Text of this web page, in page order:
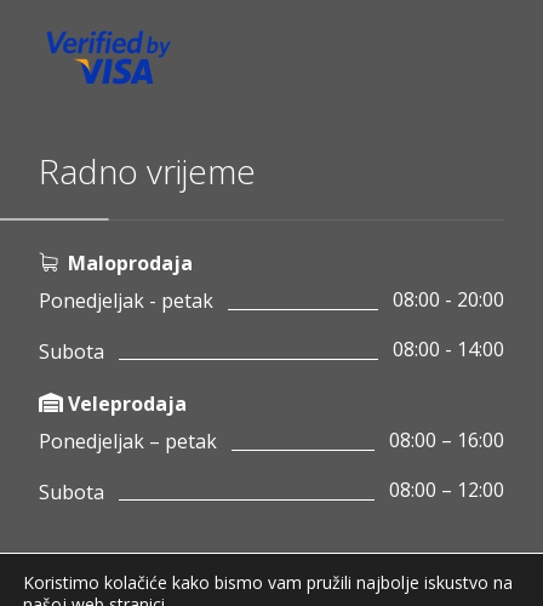
Radno vrijeme
Maloprodaja
Ponedjeljak - petak
08:00 - 20:00
Subota
08:00 - 14:00
Veleprodaja
Ponedjeljak – petak
08:00 – 16:00
Subota
08:00 – 12:00
Koristimo kolačiće kako bismo vam pružili najbolje iskustvo na